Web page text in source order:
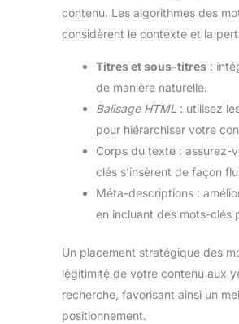
contenu. Les algorithmes des
considèrent le contexte et la
Titres et sous-titres :
de manière naturelle.
Balisage HTML : utilisez
pour hiérarchiser votre
Corps du texte : assurez-
clés s’insèrent de façon
Méta-descriptions :
en incluant des mots-clés
Un placement stratégique des
légitimité de votre contenu aux
recherche, favorisant ainsi un
positionnement.